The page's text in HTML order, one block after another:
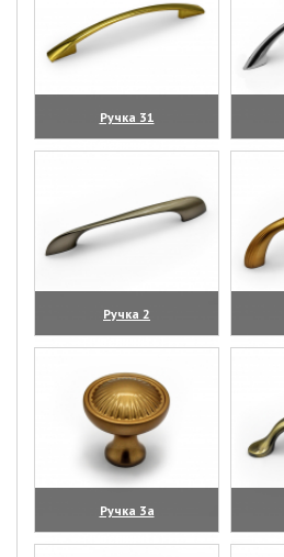
Ручка 31
(увеличить)
Ручка 2
(увеличить)
Ручка 3а
(увеличить)